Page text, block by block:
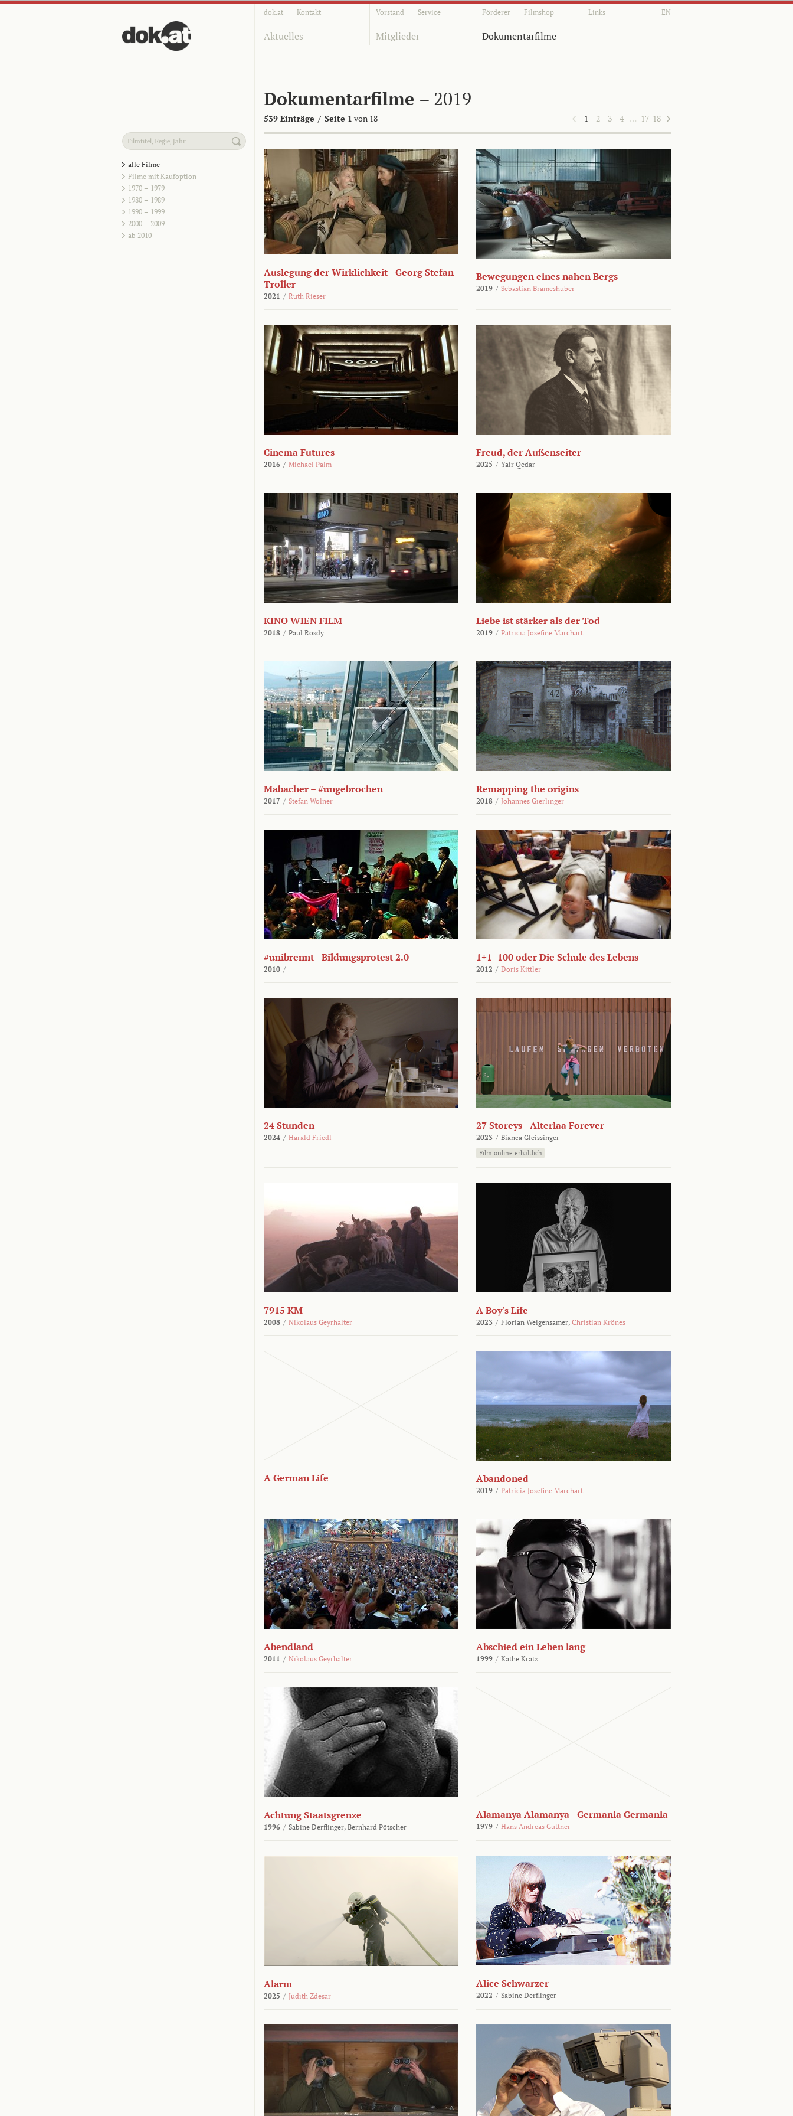
dok.at Kontakt Vorstand Service Förderer Filmshop Links EN
Aktuelles Mitglieder Dokumentarfilme
Dokumentarfilme – 2019
539 Einträge / Seite 1 von 18 1 2 3 4 … 17 18
alle Filme
Filme mit Kaufoption
1970 – 1979
1980 – 1989
1990 – 1999
2000 – 2009
ab 2010
Auslegung der Wirklichkeit - Georg Stefan
Troller
2021 / Ruth Rieser
Bewegungen eines nahen Bergs
2019 / Sebastian Brameshuber
Cinema Futures
2016 / Michael Palm
Freud, der Außenseiter
2025 / Yair Qedar
KINO WIEN FILM
2018 / Paul Rosdy
Liebe ist stärker als der Tod
2019 / Patricia Josefine Marchart
Mabacher – #ungebrochen
2017 / Stefan Wolner
Remapping the origins
2018 / Johannes Gierlinger
#unibrennt - Bildungsprotest 2.0
2010 /
1+1=100 oder Die Schule des Lebens
2012 / Doris Kittler
24 Stunden
2024 / Harald Friedl
27 Storeys - Alterlaa Forever
2023 / Bianca Gleissinger
Film online erhältlich
7915 KM
2008 / Nikolaus Geyrhalter
A Boy's Life
2023 / Florian Weigensamer, Christian Krönes
A German Life Abandoned
2019 / Patricia Josefine Marchart
Abendland
2011 / Nikolaus Geyrhalter
Abschied ein Leben lang
1999 / Käthe Kratz
Achtung Staatsgrenze
1996 / Sabine Derflinger, Bernhard Pötscher
Alamanya Alamanya - Germania Germania
1979 / Hans Andreas Guttner
Alarm
2025 / Judith Zdesar
Alice Schwarzer
2022 / Sabine Derflinger